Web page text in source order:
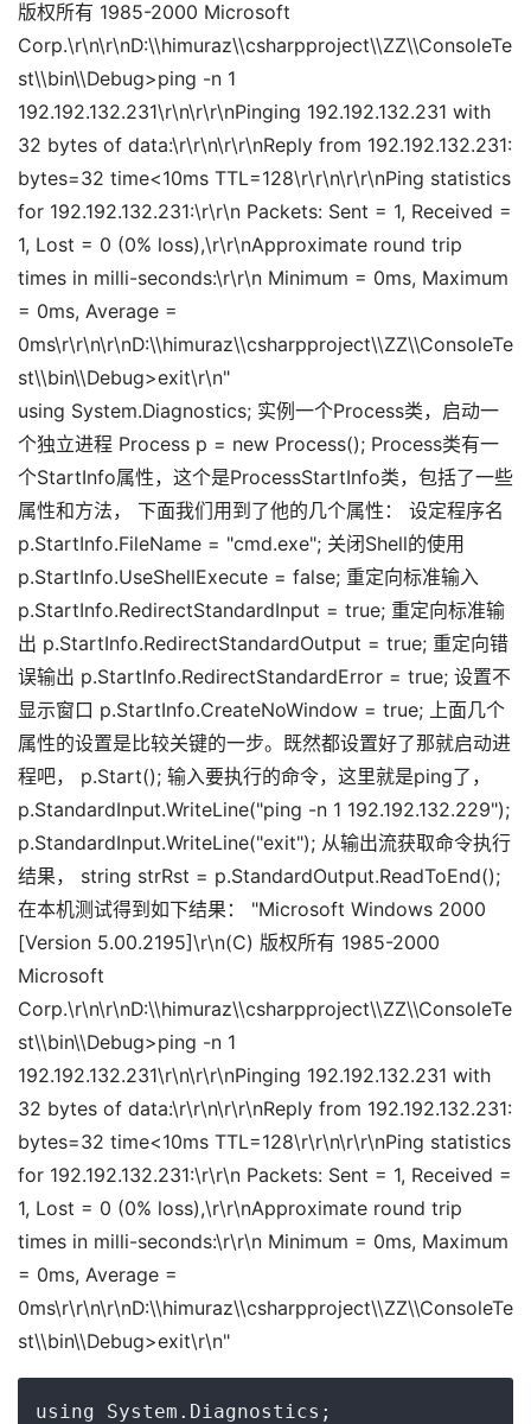
版权所有 1985-2000 Microsoft
Corp.\r\n\r\nD:\\himuraz\\csharpproject\\ZZ\\ConsoleTe
st\\bin\\Debug>ping -n 1
192.192.132.231\r\n\r\r\nPinging 192.192.132.231 with
32 bytes of data:\r\r\n\r\r\nReply from 192.192.132.231:
bytes=32 time<10ms TTL=128\r\r\n\r\r\nPing statistics
for 192.192.132.231:\r\r\n Packets: Sent = 1, Received =
1, Lost = 0 (0% loss),\r\r\nApproximate round trip
times in milli-seconds:\r\r\n Minimum = 0ms, Maximum
= 0ms, Average =
0ms\r\r\n\r\nD:\\himuraz\\csharpproject\\ZZ\\ConsoleTe
st\\bin\\Debug>exit\r\n"
using System.Diagnostics; 实例一个Process类，启动一
个独立进程 Process p = new Process(); Process类有一
个StartInfo属性，这个是ProcessStartInfo类，包括了一些
属性和方法， 下面我们用到了他的几个属性： 设定程序名
p.StartInfo.FileName = "cmd.exe"; 关闭Shell的使用
p.StartInfo.UseShellExecute = false; 重定向标准输入
p.StartInfo.RedirectStandardInput = true; 重定向标准输
出 p.StartInfo.RedirectStandardOutput = true; 重定向错
误输出 p.StartInfo.RedirectStandardError = true; 设置不
显示窗口 p.StartInfo.CreateNoWindow = true; 上面几个
属性的设置是比较关键的一步。既然都设置好了那就启动进
程吧， p.Start(); 输入要执行的命令，这里就是ping了，
p.StandardInput.WriteLine("ping -n 1 192.192.132.229");
p.StandardInput.WriteLine("exit"); 从输出流获取命令执行
结果， string strRst = p.StandardOutput.ReadToEnd();
在本机测试得到如下结果： "Microsoft Windows 2000
[Version 5.00.2195]\r\n(C) 版权所有 1985-2000
Microsoft
Corp.\r\n\r\nD:\\himuraz\\csharpproject\\ZZ\\ConsoleTe
st\\bin\\Debug>ping -n 1
192.192.132.231\r\n\r\r\nPinging 192.192.132.231 with
32 bytes of data:\r\r\n\r\r\nReply from 192.192.132.231:
bytes=32 time<10ms TTL=128\r\r\n\r\r\nPing statistics
for 192.192.132.231:\r\r\n Packets: Sent = 1, Received =
1, Lost = 0 (0% loss),\r\r\nApproximate round trip
times in milli-seconds:\r\r\n Minimum = 0ms, Maximum
= 0ms, Average =
0ms\r\r\n\r\nD:\\himuraz\\csharpproject\\ZZ\\ConsoleTe
st\\bin\\Debug>exit\r\n"
using System.Diagnostics;